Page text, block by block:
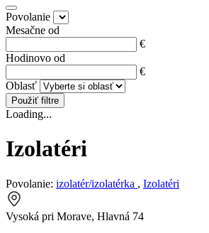
Povolanie
Mesačne od
€
Hodinovo od
€
Oblasť
Použiť filtre
Loading...
Izolatéri
Povolanie: izolatér/izolatérka , Izolatéri
Vysoká pri Morave, Hlavná 74